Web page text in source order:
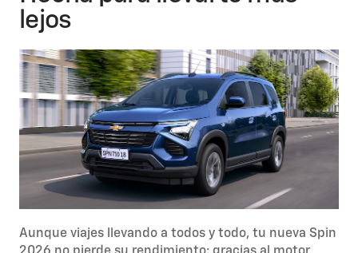
lejos
Aunque viajes llevando a todos y todo, tu nueva Spin